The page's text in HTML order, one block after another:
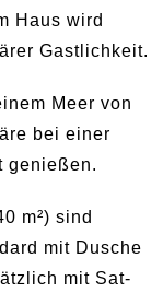
Haus wird
Gastlichkeit.
Meer von
bei einer
genießen.
m²) sind
mit Dusche
mit Sat-